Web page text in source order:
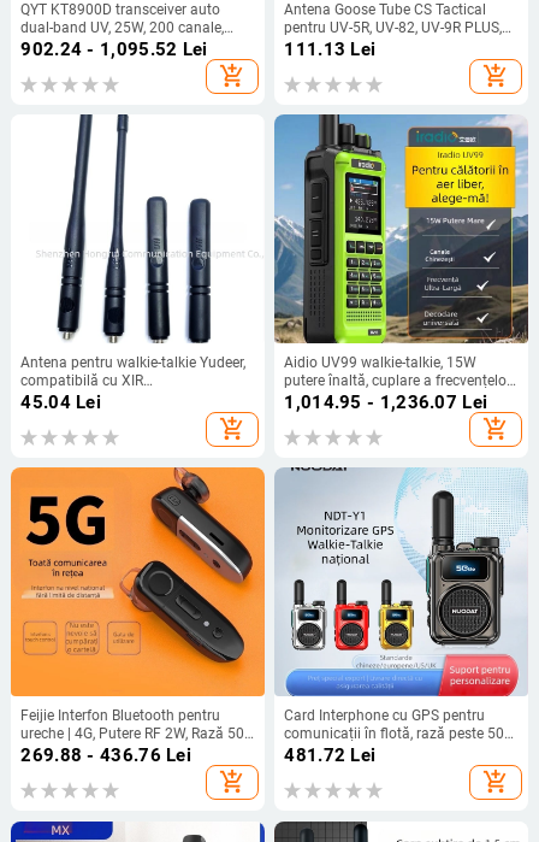
QYT KT8900D transceiver auto
dual-band UV, 25W, 200 canale,
rază de până la 50 km
902.24 - 1,095.52 Lei
add_shopping_cart
Antena Goose Tube CS Tactical
pentru UV-5R, UV-82, UV-9R PLUS,
UV-XR, VX-6R și W; rază 5-10 km;
distanță teoretică 5-10 km; fără
baterie; rezistentă la cădere
111.13 Lei
add_shopping_cart
Antena pentru walkie-talkie Yudeer,
compatibilă cu XIR
P8260/P8268/P8668/P8628/P8608;
gamă de frecvență 3–5 km; rază
teoretică 5–10 km; nu necesită
45.04Lei
add_shopping_cart
Aidio UV99 walkie-talkie, 15W
putere înaltă, cuplare a frecvențelor
printr-un singur atingere, pentru
drumuri cu mașina și activități în
aer liber, radio portabil, calitate
1,014.95 - 1,236.07 Lei
add_shopping_cart
Feijie Interfon Bluetooth pentru
ureche | 4G, Putere RF 2W, Rază 50
km+, Baterie litiu 1000
269.88 - 436.76 Lei
add_shopping_cart
Card Interphone cu GPS pentru
comunicații în flotă, rază peste 50
km, rețea 5G/4G/3G/2G, baterie Li-
481.72 Lei
add_shopping_cart